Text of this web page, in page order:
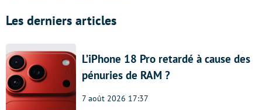
Les derniers articles
L’iPhone 18 Pro retardé à cause des
pénuries de RAM ?
7 août 2026 17:37